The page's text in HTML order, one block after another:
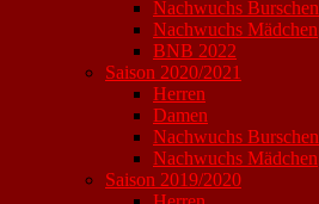
Nachwuchs Burschen
Nachwuchs Mädchen
BNB 2022
Saison 2020/2021
Herren
Damen
Nachwuchs Burschen
Nachwuchs Mädchen
Saison 2019/2020